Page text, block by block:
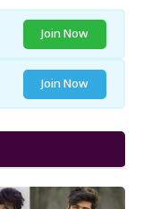
Join Now
Join Now